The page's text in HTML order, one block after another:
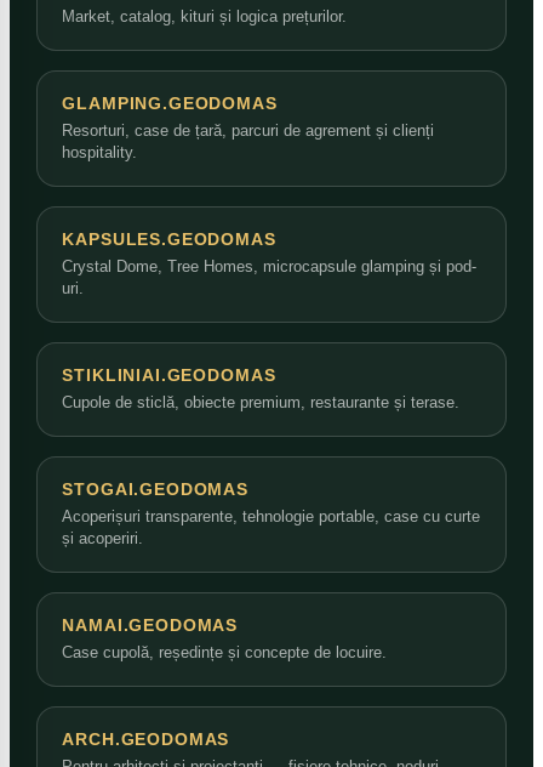
Market, catalog, kituri și logica prețurilor.
GLAMPING.GEODOMAS
Resorturi, case de țară, parcuri de agrement și clienți
hospitality.
KAPSULES.GEODOMAS
Crystal Dome, Tree Homes, microcapsule glamping și pod-
uri.
STIKLINIAI.GEODOMAS
Cupole de sticlă, obiecte premium, restaurante și terase.
STOGAI.GEODOMAS
Acoperișuri transparente, tehnologie portable, case cu curte
și acoperiri.
NAMAI.GEODOMAS
Case cupolă, reședințe și concepte de locuire.
ARCH.GEODOMAS